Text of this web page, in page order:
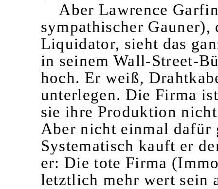
Aber Lawrence
sympathischer
Liquidator, sieht das
in seinem Wall-Street-
hoch. Er weiß,
unterlegen. Die Firma
sie ihre Produktion
Aber nicht einmal dafür
Systematisch kauft er
er: Die tote Firma
letztlich mehr wert sein